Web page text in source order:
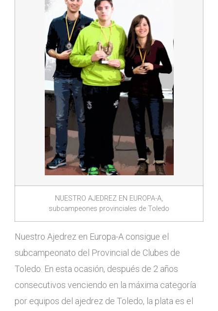
NUESTRO AJEDREZ EN EUROPA-A,
subcampeones provinciales de Toledo
Nuestro Ajedrez en Europa-A consigue el
subcampeonato del Provincial de Clubes de
Toledo. En esta ocasión, después de 2 años
consecutivos venciendo en la máxima categoría
por equipos del ajedrez de Toledo, la plata es el